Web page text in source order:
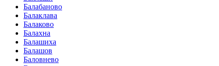
Балабаново
Балаклава
Балаково
Балахна
Балашиха
Балашов
Баловнево